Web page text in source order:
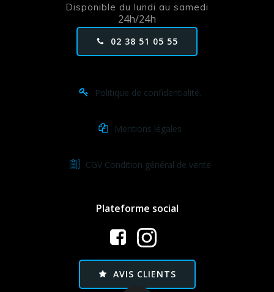
Disponible du lundi au samedi
24h/24h
02 38 51 05 55
Politique de confidentialité.
Mentions légales
CGV Condition général de vente
Plateforme social
AVIS CLIENTS